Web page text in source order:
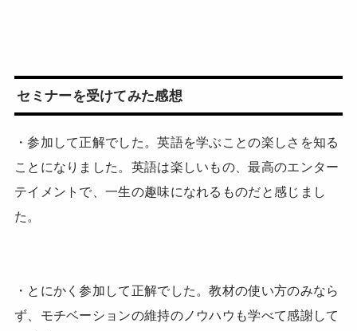
セミナーを受けてみた感想
・参加して正解でした。英語を学ぶことの楽しさを知る
ことになりました。英語は楽しいもの、最高のエンター
テイメントで、一生の趣味になれるものだと感じまし
た。
・とにかく参加して正解でした。教材の使い方のみなら
ず、モチベーションの維持のノウハウも学べて感謝して